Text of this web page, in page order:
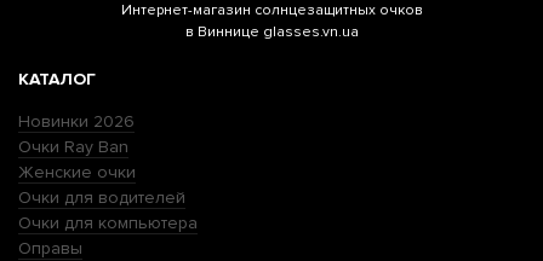
Интернет-магазин солнцезащитных очков
в Виннице glasses.vn.ua
КАТАЛОГ
Новинки 2026
Очки Ray Ban
Женские очки
Очки для водителей
Очки для компьютера
Оправы